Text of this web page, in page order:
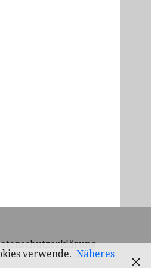
verwende. Näheres